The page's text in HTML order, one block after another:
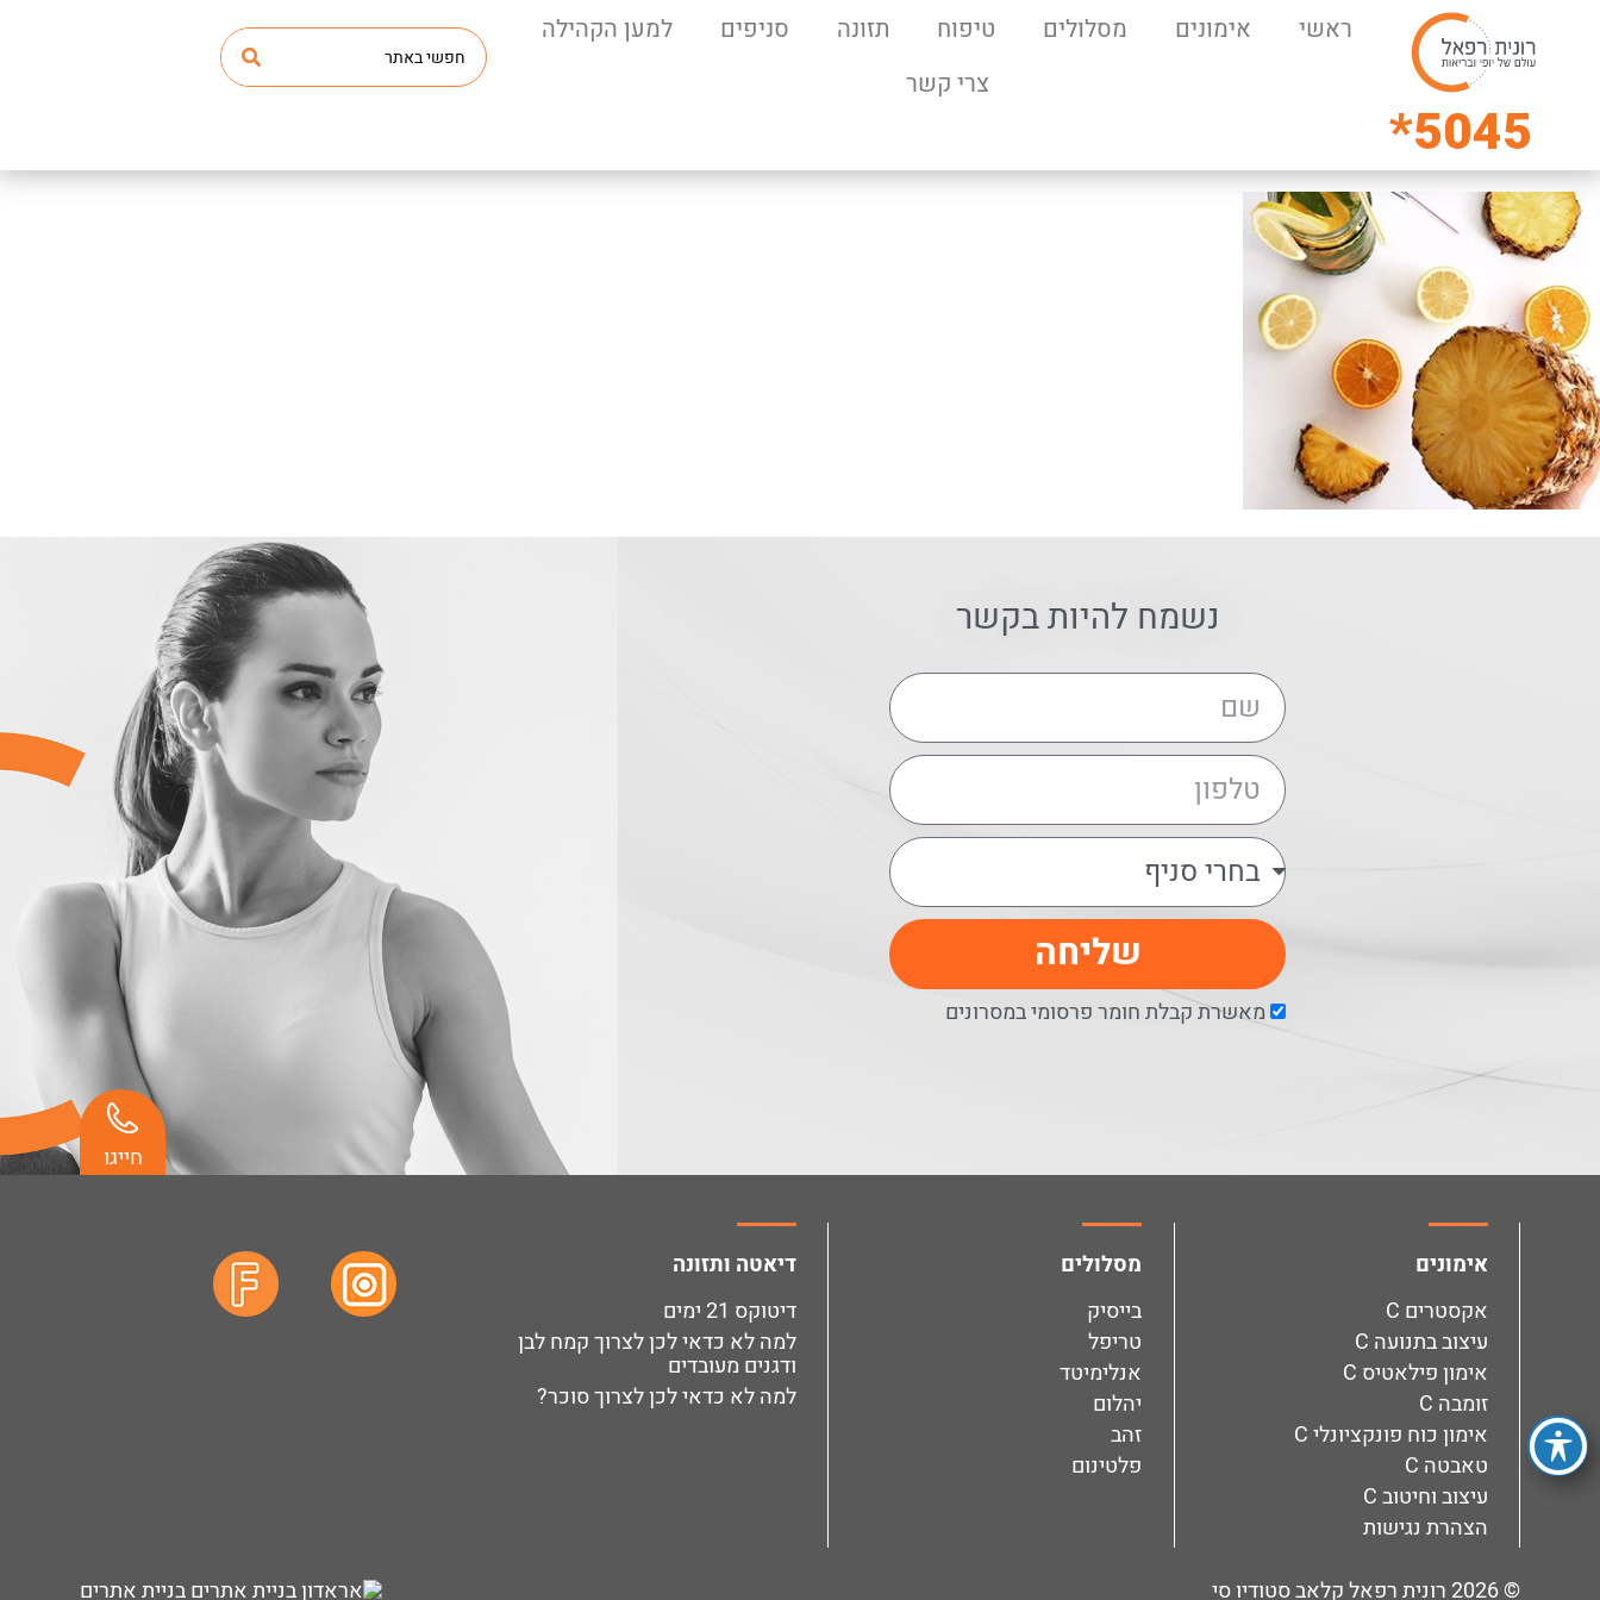
ראשי אימונים מסלולים טיפוח תזונה סניפים
למען הקהילה
צרי קשר
5045*
נשמח להיות בקשר
מאשרת קבלת חומר פרסומי במסרונים
שליחה
חייגו
אימונים
אקסטרים C
עיצוב בתנועה C
אימון פילאטיס C
זומבה C
אימון כוח פונקציונלי C
טאבטה C
עיצוב וחיטוב C
הצהרת נגישות
מסלולים
בייסיק
טריפל
אנלימיטד
יהלום
זהב
פלטינום
דיאטה ותזונה
דיטוקס 21 ימים
למה לא כדאי לכן לצרוך קמח לבן
ודגנים מעובדים
למה לא כדאי לכן לצרוך סוכר?
facebook
© 2026 רונית רפאל קלאב סטודיו סי בניית אתרים